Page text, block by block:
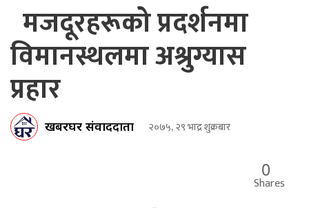
मजदूरहरूको प्रदर्शनमा
विमानस्थलमा अश्रुग्यास
प्रहार
खबरघर संवाददाता २०७५, २९ भाद्र शुक्रबार
0
Shares